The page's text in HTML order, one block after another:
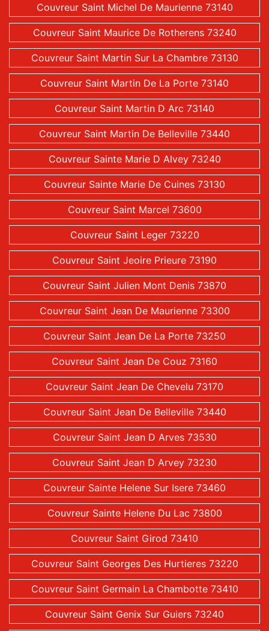
Couvreur Saint Michel De Maurienne 73140
Couvreur Saint Maurice De Rotherens 73240
Couvreur Saint Martin Sur La Chambre 73130
Couvreur Saint Martin De La Porte 73140
Couvreur Saint Martin D Arc 73140
Couvreur Saint Martin De Belleville 73440
Couvreur Sainte Marie D Alvey 73240
Couvreur Sainte Marie De Cuines 73130
Couvreur Saint Marcel 73600
Couvreur Saint Leger 73220
Couvreur Saint Jeoire Prieure 73190
Couvreur Saint Julien Mont Denis 73870
Couvreur Saint Jean De Maurienne 73300
Couvreur Saint Jean De La Porte 73250
Couvreur Saint Jean De Couz 73160
Couvreur Saint Jean De Chevelu 73170
Couvreur Saint Jean De Belleville 73440
Couvreur Saint Jean D Arves 73530
Couvreur Saint Jean D Arvey 73230
Couvreur Sainte Helene Sur Isere 73460
Couvreur Sainte Helene Du Lac 73800
Couvreur Saint Girod 73410
Couvreur Saint Georges Des Hurtieres 73220
Couvreur Saint Germain La Chambotte 73410
Couvreur Saint Genix Sur Guiers 73240